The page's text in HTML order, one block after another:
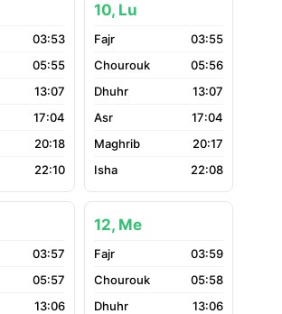
03:53
05:55
13:07
17:04
20:18
22:10
10, Lu
03:55
05:56
13:07
17:04
20:17
22:08
03:57
05:57
13:06
12, Me
03:59
05:58
13:06